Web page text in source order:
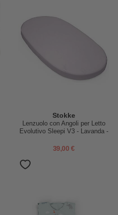
Stokke
Lenzuolo con Angoli per Letto
Evolutivo Sleepi V3 - Lavanda -
39,00 €